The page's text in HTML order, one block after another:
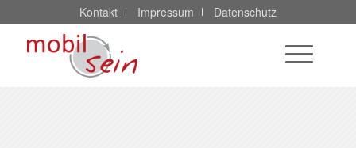
Kontakt Impressum Datenschutz